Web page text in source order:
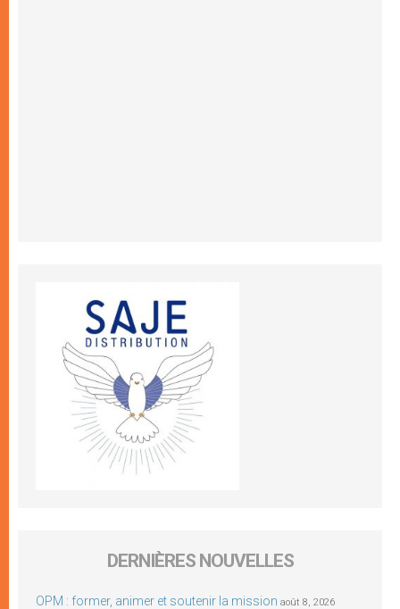
DERNIÈRES NOUVELLES
OPM : former, animer et soutenir la mission août 8, 2026